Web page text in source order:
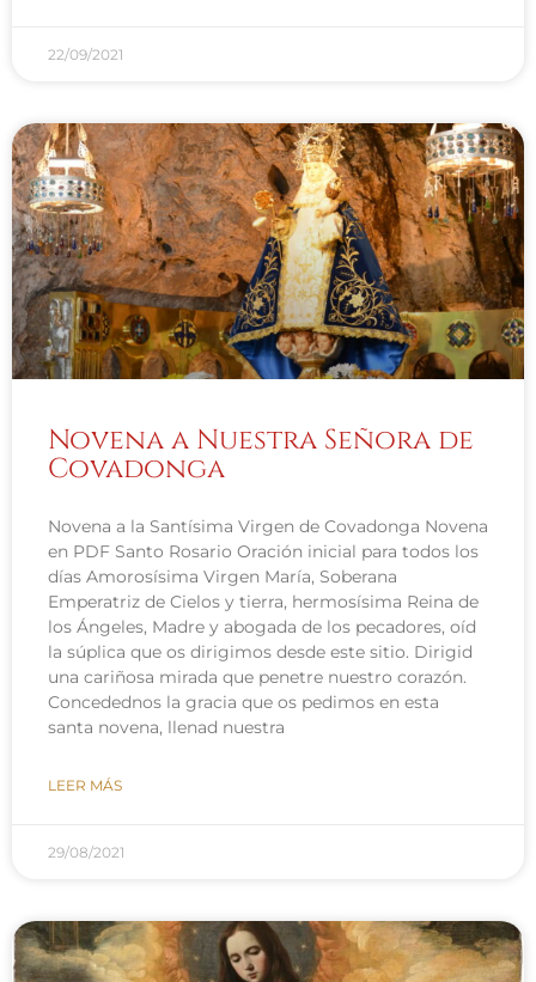
22/09/2021
Novena a Nuestra Señora de
Covadonga
Novena a la Santísima Virgen de Covadonga Novena
en PDF Santo Rosario Oración inicial para todos los
días Amorosísima Virgen María, Soberana
Emperatriz de Cielos y tierra, hermosísima Reina de
los Ángeles, Madre y abogada de los pecadores, oíd
la súplica que os dirigimos desde este sitio. Dirigid
una cariñosa mirada que penetre nuestro corazón.
Concedednos la gracia que os pedimos en esta
santa novena, llenad nuestra
LEER MÁS
29/08/2021